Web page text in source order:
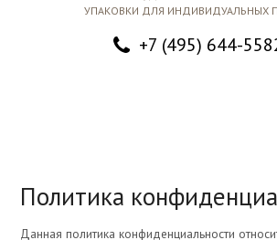
УПАКОВКИ ДЛЯ ИНДИВИДУАЛЬНЫХ
+7 (495) 644-
Политика
Данная политика конфиденциальности